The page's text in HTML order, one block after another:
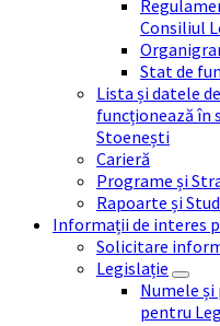
Consiliul
Stat de
Lista și datele
funcționează în
Stoenești
Carieră
Programe și
Rapoarte și
Informații de interes
Solicitare
Legislație
Numele
pentru